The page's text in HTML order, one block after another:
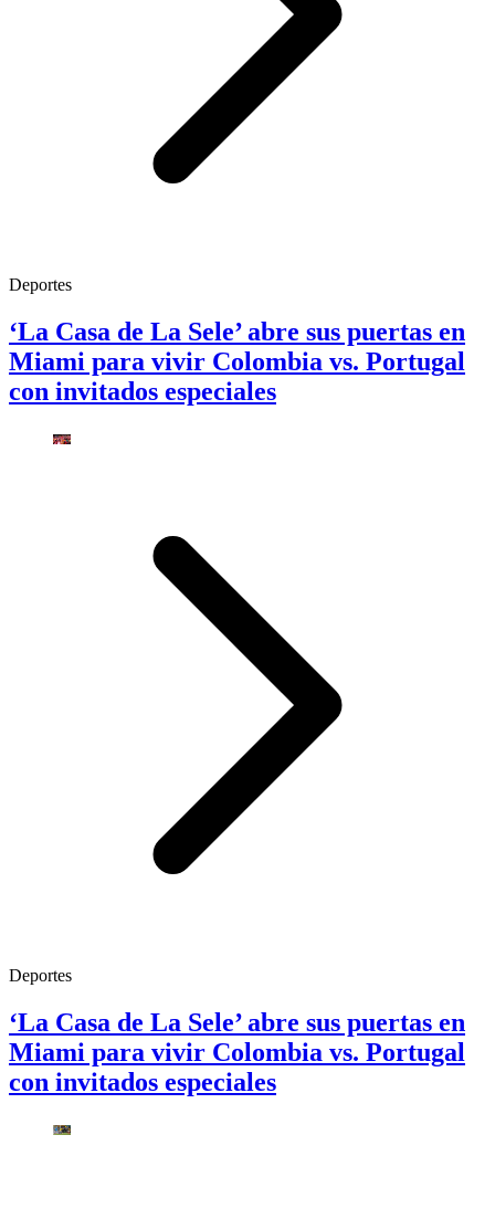
Deportes
‘La Casa de La Sele’ abre sus puertas en
Miami para vivir Colombia vs. Portugal
con invitados especiales
Deportes
‘La Casa de La Sele’ abre sus puertas en
Miami para vivir Colombia vs. Portugal
con invitados especiales